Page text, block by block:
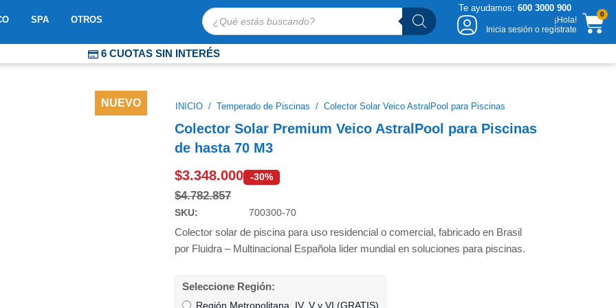
Te ayudamos: 600 3000 900
ABRIR MOSAICO
SPA ABRIR SPA
OTROS
Búsqueda
de
¡Hola!
Inicia sesión o regístrate
0
6 CUOTAS SIN INTERÉS
ENVÍOS EXPRESS A TODO CHILE
NUEVO
INICIO / Temperado de Piscinas / Colector Solar Veico AstralPool para Piscinas
Colector Solar Premium Veico AstralPool para Piscinas
de hasta 70 M3
$3.348.000 -30%
$4.782.857
SKU: 700300-70
Colector solar de piscina para uso residencial o comercial, fabricado en Brasil
por Fluidra – Multinacional Española lider mundial en soluciones para piscinas.
Seleccione Región:
Región Metropolitana, IV, V y VI (GRATIS)
Colector